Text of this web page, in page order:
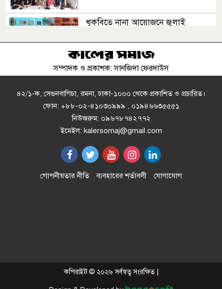
খুকৃবিতে নানা আয়োজনে জুলাই
উন্নয়নমূলক কাজের অগ্রগতি পর্যালোচনা
রাজশাহীতে পাঁচ দিনব্যাপী রাজশাহীর
উদ্যোক্তা মেলার সমাপনী অনুষ্ঠিত
এসএসসির ফল ১০ আগস্ট, দেখবেন
যেভাবে
প্রথম শ্রেণিতে ভর্তি লটারিতে, পরীক্ষা হবে
দ্বিতীয় থেকে নবম শ্রেণিতে
সম্পাদক ও প্রকাশক: সানজিদা ফেরদাউস
৪২/১-ক, সেগুনবাগিচা, রমনা, ঢাকা-১০০০ থেকে প্রকাশিত ও প্রচারিত।
ফোন: +৮৮-০২-৪১০৩০৯৯৯ , ০১৯৪৬৬৩৫৫৫১
নিউজরুম: ০৯৬৭৮৭৪২৭৭২
ইমেইল: kalersomaj@gmail.com
গোপনীয়তার নীতি ব্যবহারের শর্তাবলী যোগাযোগ
কপিরাইট © ২০২৬ সর্বস্বত্ব সংরক্ষিত |